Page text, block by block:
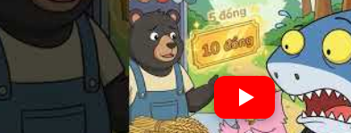
Cú Thông Thái